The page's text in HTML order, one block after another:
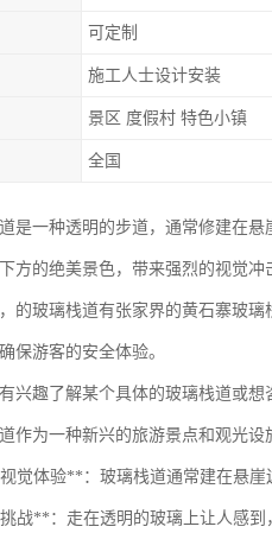
可定制
施工人士设计安装
景区 度假村 特色小镇
全国
是一种透明的步道，通常修建在
方的绝美景色，带来强烈的视觉冲
的玻璃栈道有张家界的黄石寨玻
保游客的安全体验。
兴趣了解某个具体的玻璃栈道或想
作为一种新兴的旅游景点和观光设
觉体验**：玻璃栈道通常建在悬崖
战**：走在透明的玻璃上让人感到